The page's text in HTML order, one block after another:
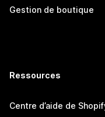
Gestion de boutique
Ressources
Centre d’aide de